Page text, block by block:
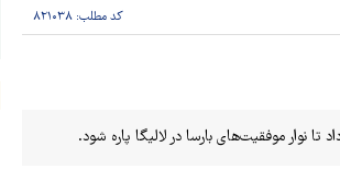
کد مطلب: ۸۲۱۰۳۸
نوار موفقیت‌های بارسا در لالیگا پاره شود.